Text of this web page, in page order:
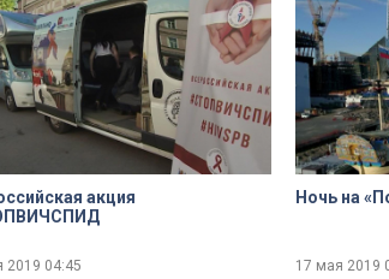
акция
2019 04:45
Ночь на
17 мая 2019